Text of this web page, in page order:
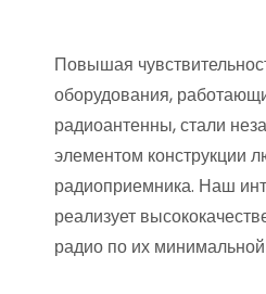
Повышая
оборудования,
радиоантенны, стали
элементом конструкции
радиоприемника. Наш
реализует
радио по их